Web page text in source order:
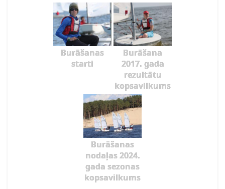
Burāšanas
starti
Burāšana
2017. gada
rezultātu
kopsavilkums
Burāšanas
nodaļas 2024.
gada sezonas
kopsavilkums